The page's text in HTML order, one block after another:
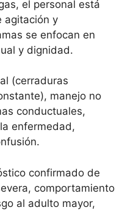
el personal está
agitación y
se enfocan en
y dignidad.
(cerraduras
manejo no
conductuales,
enfermedad,
confirmado de
comportamiento
al adulto mayor,